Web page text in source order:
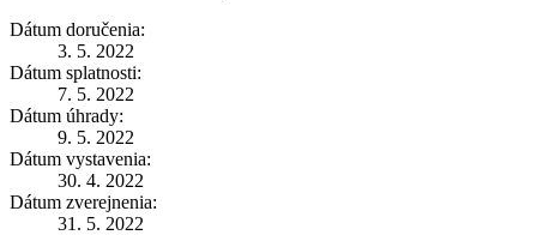
Dátum doručenia:
3. 5. 2022
Dátum splatnosti:
7. 5. 2022
Dátum úhrady:
9. 5. 2022
Dátum vystavenia:
30. 4. 2022
Dátum zverejnenia:
31. 5. 2022